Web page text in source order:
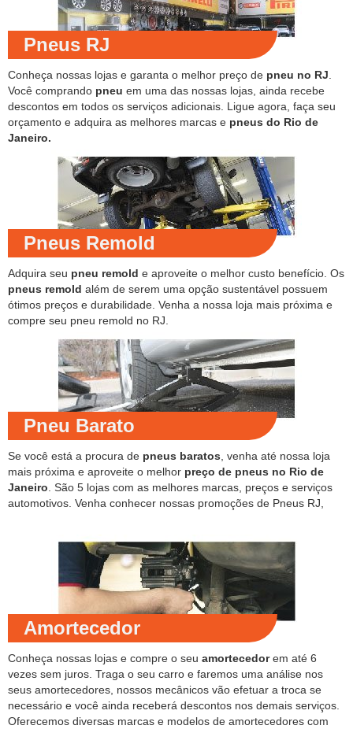
Pneus RJ
Conheça nossas lojas e garanta o melhor preço de pneu no RJ
Você comprando pneu em uma das nossas lojas, ainda recebe
descontos em todos os serviços adicionais. Ligue agora, faça seu
orçamento e adquira as melhores marcas e pneus do Rio de
Janeiro.
Pneus Remold
Adquira seu pneu remold e aproveite o melhor custo benefício. Os
pneus remold além de serem uma opção sustentável possuem
ótimos preços e durabilidade. Venha a nossa loja mais próxima e
compre seu pneu remold no RJ.
Pneu Barato
Se você está a procura de pneus baratos , venha até nossa loja
mais próxima e aproveite o melhor preço de pneus no Rio de
Janeiro . São 5 lojas com as melhores marcas, preços e serviços
automotivos. Venha conhecer nossas promoções de Pneus RJ,
Amortecedor
Conheça nossas lojas e compre o seu amortecedorem até 6
vezes sem juros. Traga o seu carro e faremos uma análise nos
seus amortecedores, nossos mecânicos vão efetuar a troca se
necessário e você ainda receberá descontos nos demais serviços.
Oferecemos diversas marcas e modelos de amortecedores com